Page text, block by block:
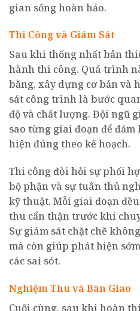
gian sống hoàn hảo.
Thi Công và Giám Sát
Sau khi thống nhất bản
hành thi công. Quá trình
bằng, xây dựng cơ bản và
sát công trình là bước
độ và chất lượng. Đội ngũ
sao từng giai đoạn để
hiện đúng theo kế hoạch.
Thi công đòi hỏi sự phối
bộ phận và sự tuân thủ
kỹ thuật. Mỗi giai đoạn
thu cẩn thận trước khi
Sự giám sát chặt chẽ
mà còn giúp phát hiện
các sai sót.
Nghiệm Thu và Bàn Giao
Cuối cùng, sau khi hoàn